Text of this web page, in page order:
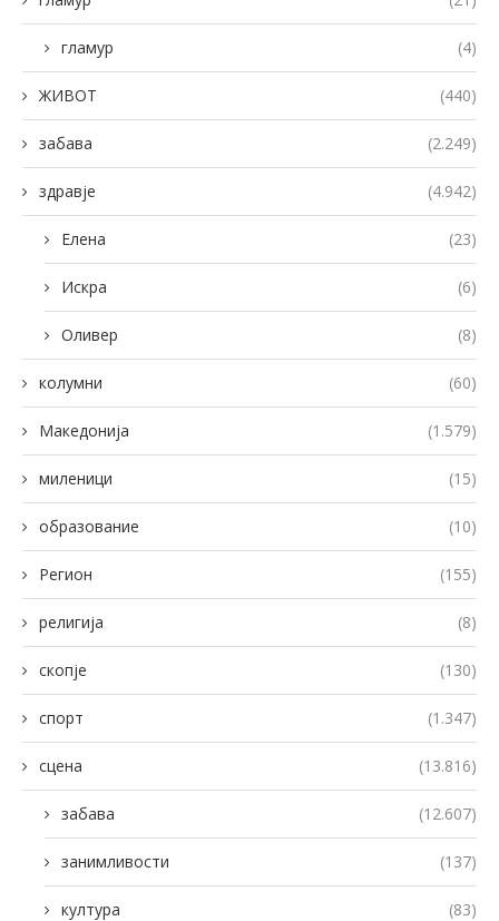
гламур (4)
ЖИВОТ (440)
забава (2.249)
здравје (4.942)
Елена (23)
Искра (6)
Оливер (8)
колумни (60)
Македонија (1.579)
миленици (15)
образование (10)
Регион (155)
религија (8)
скопје (130)
спорт (1.347)
сцена (13.816)
забава (12.607)
занимливости (137)
култура (83)